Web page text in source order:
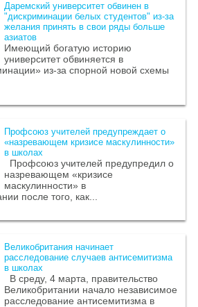
Даремский университет обвинен в
"дискриминации белых студентов" из-за
желания принять в свои ряды больше
азиатов
Имеющий богатую историю
университет обвиняется в
из-за спорной новой схемы
Профсоюз учителей предупреждает о
«назревающем кризисе маскулинности»
в школах
Профсоюз учителей предупредил о
назревающем «кризисе
маскулинности» в
после того, как...
Великобритания начинает
расследование случаев антисемитизма
в школах
В среду, 4 марта, правительство
Великобритании начало независимое
расследование антисемитизма в